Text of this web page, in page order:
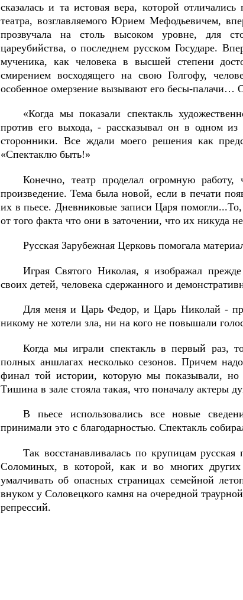
сказалась и та истовая вера, которой
театра, возглавляемого Юрием Мефодьевичем,
прозвучала на столь высоком уровне, для
цареубийства, о последнем русском Государе.
мученика, как человека в высшей степени
смирением восходящего на свою Голгофу,
особенное омерзение вызывают его бесы-
«Когда мы показали спектакль
против его выхода, - рассказывал он в одном
сторонники. Все ждали моего решения как
«Спектаклю быть!»
Конечно, театр проделал огромную работу,
произведение. Тема была новой, если в печати
их в пьесе. Дневниковые записи Царя
от того факта что они в заточении, что их никуда
Русская Зарубежная Церковь помогала
Играя Святого Николая, я изображал
своих детей, человека сдержанного и
Для меня и Царь Федор, и Царь Николай -
никому не хотели зла, ни на кого не повышали
Когда мы играли спектакль в первый раз,
полных аншлагах несколько сезонов. Причем
финал той истории, которую мы показывали,
Тишина в зале стояла такая, что поначалу актеры
В пьесе использовались все новые
принимали это с благодарностью. Спектакль
Так восстанавливалась по крупицам
Соломиных, в которой, как и во многих других
умалчивать об опасных страницах семейной
внуком у Соловецкого камня на очередной
репрессий.